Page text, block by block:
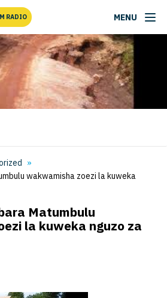
RADIO MENU
wakwamisha zoezi la kuweka
Matumbulu
la kuweka nguzo za